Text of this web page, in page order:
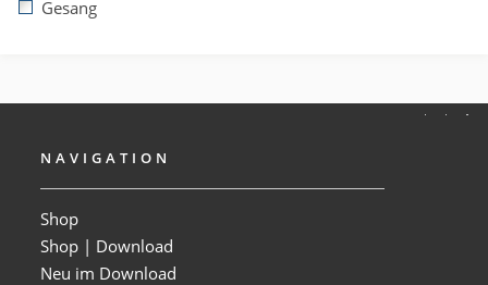
Gesang
NAVIGATION
Shop
Shop | Download
Neu im Download